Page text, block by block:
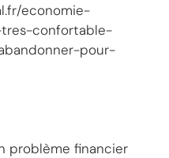
economie-
confortable-
pour-
problème financier